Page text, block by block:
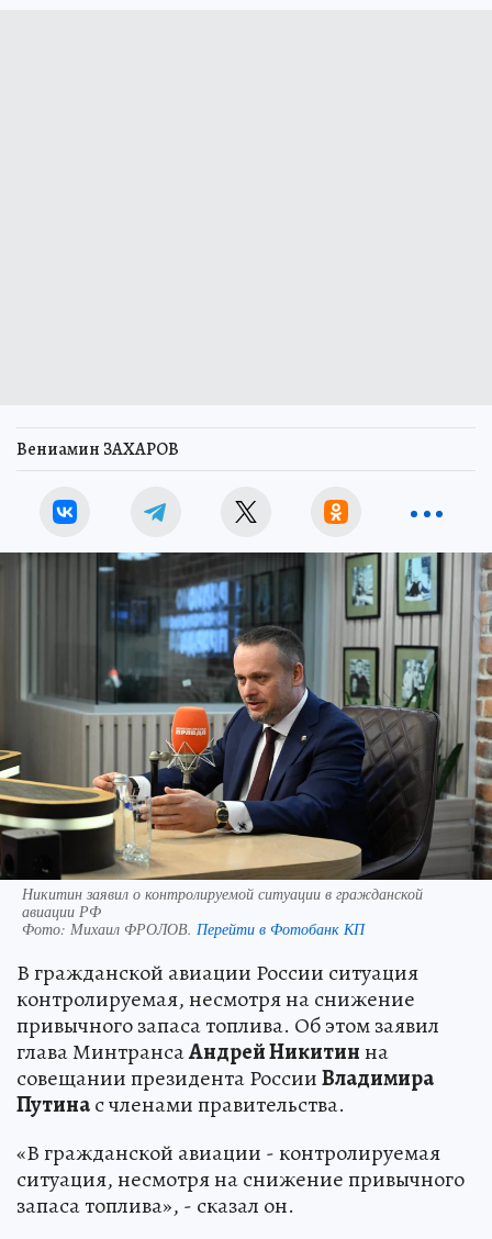
Вениамин ЗАХАРОВ
Никитин заявил о контролируемой ситуации в гражданской
авиации РФ
Фото: Михаил ФРОЛОВ. Перейти в Фотобанк КП
В гражданской авиации России ситуация
контролируемая, несмотря на снижение
привычного запаса топлива. Об этом заявил
глава МинтрансаАндрей Никитинна
совещании президента РоссииВладимира
Путинас членами правительства.
«В гражданской авиации - контролируемая
ситуация, несмотря на снижение привычного
запаса топлива», - сказал он.